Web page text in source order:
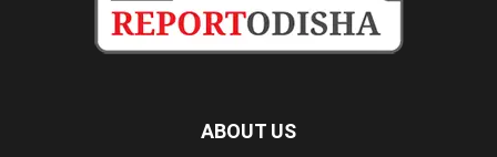
ABOUT US